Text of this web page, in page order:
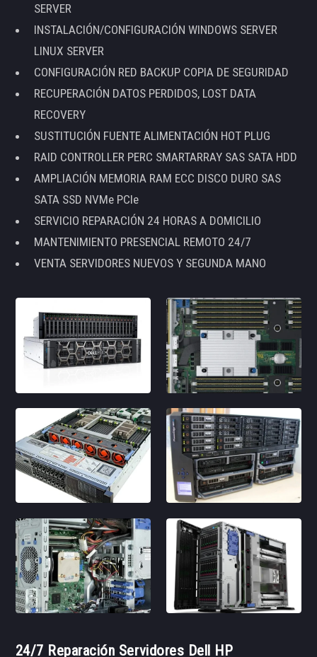
SERVER
INSTALACIÓN/CONFIGURACIÓN WINDOWS SERVER
LINUX SERVER
CONFIGURACIÓN RED BACKUP COPIA DE SEGURIDAD
RECUPERACIÓN DATOS PERDIDOS, LOST DATA
RECOVERY
SUSTITUCIÓN FUENTE ALIMENTACIÓN HOT PLUG
RAID CONTROLLER PERC SMARTARRAY SAS SATA HDD
AMPLIACIÓN MEMORIA RAM ECC DISCO DURO SAS
SATA SSD NVMe PCIe
SERVICIO REPARACIÓN 24 HORAS A DOMICILIO
MANTENIMIENTO PRESENCIAL REMOTO 24/7
VENTA SERVIDORES NUEVOS Y SEGUNDA MANO
24/7 Reparación Servidores Dell HP